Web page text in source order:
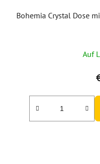
Bohemia Crystal Dose
Auf